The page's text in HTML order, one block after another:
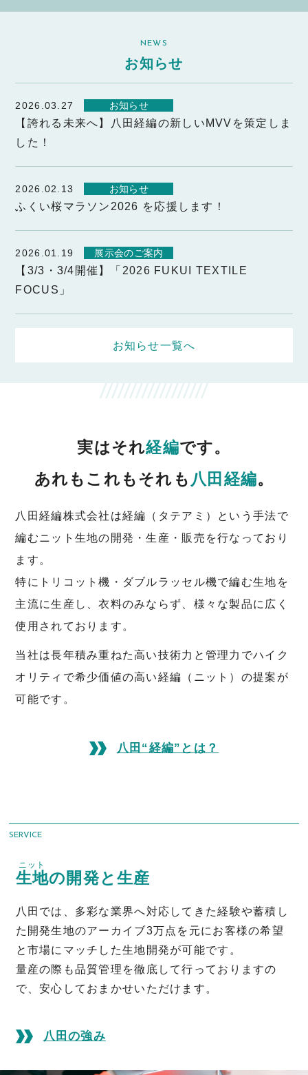
NEWS
お知らせ
2026.03.27 お知らせ
【誇れる未来へ】八田経編の新しいMVVを策定しま
した！
2026.02.13 お知らせ
ふくい桜マラソン2026 を応援します！
2026.01.19 展示会のご案内
【3/3・3/4開催】「2026 FUKUI TEXTILE
FOCUS」
お知らせ一覧へ
実はそれ経編です。
あれもこれもそれも 八田経編。
八田経編株式会社は経編（タテアミ）という手法で
編むニット生地の開発・生産・販売を行なっており
ます。
特にトリコット機・ダブルラッセル機で編む生地を
主流に生産し、衣料のみならず、様々な製品に広く
使用されております。
当社は長年積み重ねた高い技術力と管理力でハイク
オリティで希少価値の高い経編（ニット）の提案が
可能です。
八田“経編”とは？
SERVICE
生地
ニット
の開発と生産
八田では、多彩な業界へ対応してきた経験や蓄積し
た開発生地のアーカイブ3万点を元に お客様の希望
と市場にマッチした生地開発が可能です。
量産の際も品質管理を徹底して行っておりますの
で、安心しておまかせいただけます。
八田の強み